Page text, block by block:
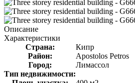
Описание
Характеристики
Страна:
Кипр
Район:
Apostolos Petros
Город:
Лимассол
Тип недвижимости: